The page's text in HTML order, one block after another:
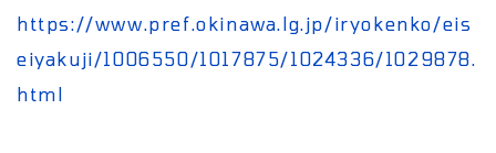
https://www.pref.okinawa.lg.jp/iryokenko/eis
eiyakuji/1006550/1017875/1024336/1029878.
html